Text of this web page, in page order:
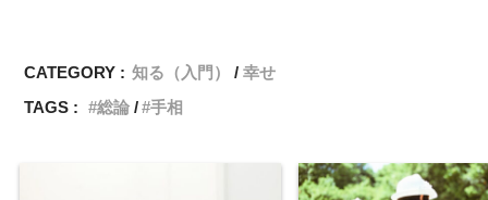
CATEGORY : 知る（入門）
幸せ
TAGS :
総論 手相